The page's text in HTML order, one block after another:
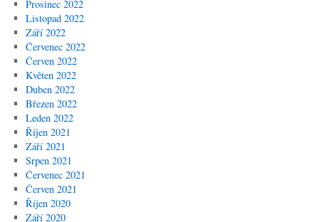
Prosinec 2022
Listopad 2022
Září 2022
Červenec 2022
Červen 2022
Květen 2022
Duben 2022
Březen 2022
Leden 2022
Říjen 2021
Září 2021
Srpen 2021
Červenec 2021
Červen 2021
Říjen 2020
Září 2020